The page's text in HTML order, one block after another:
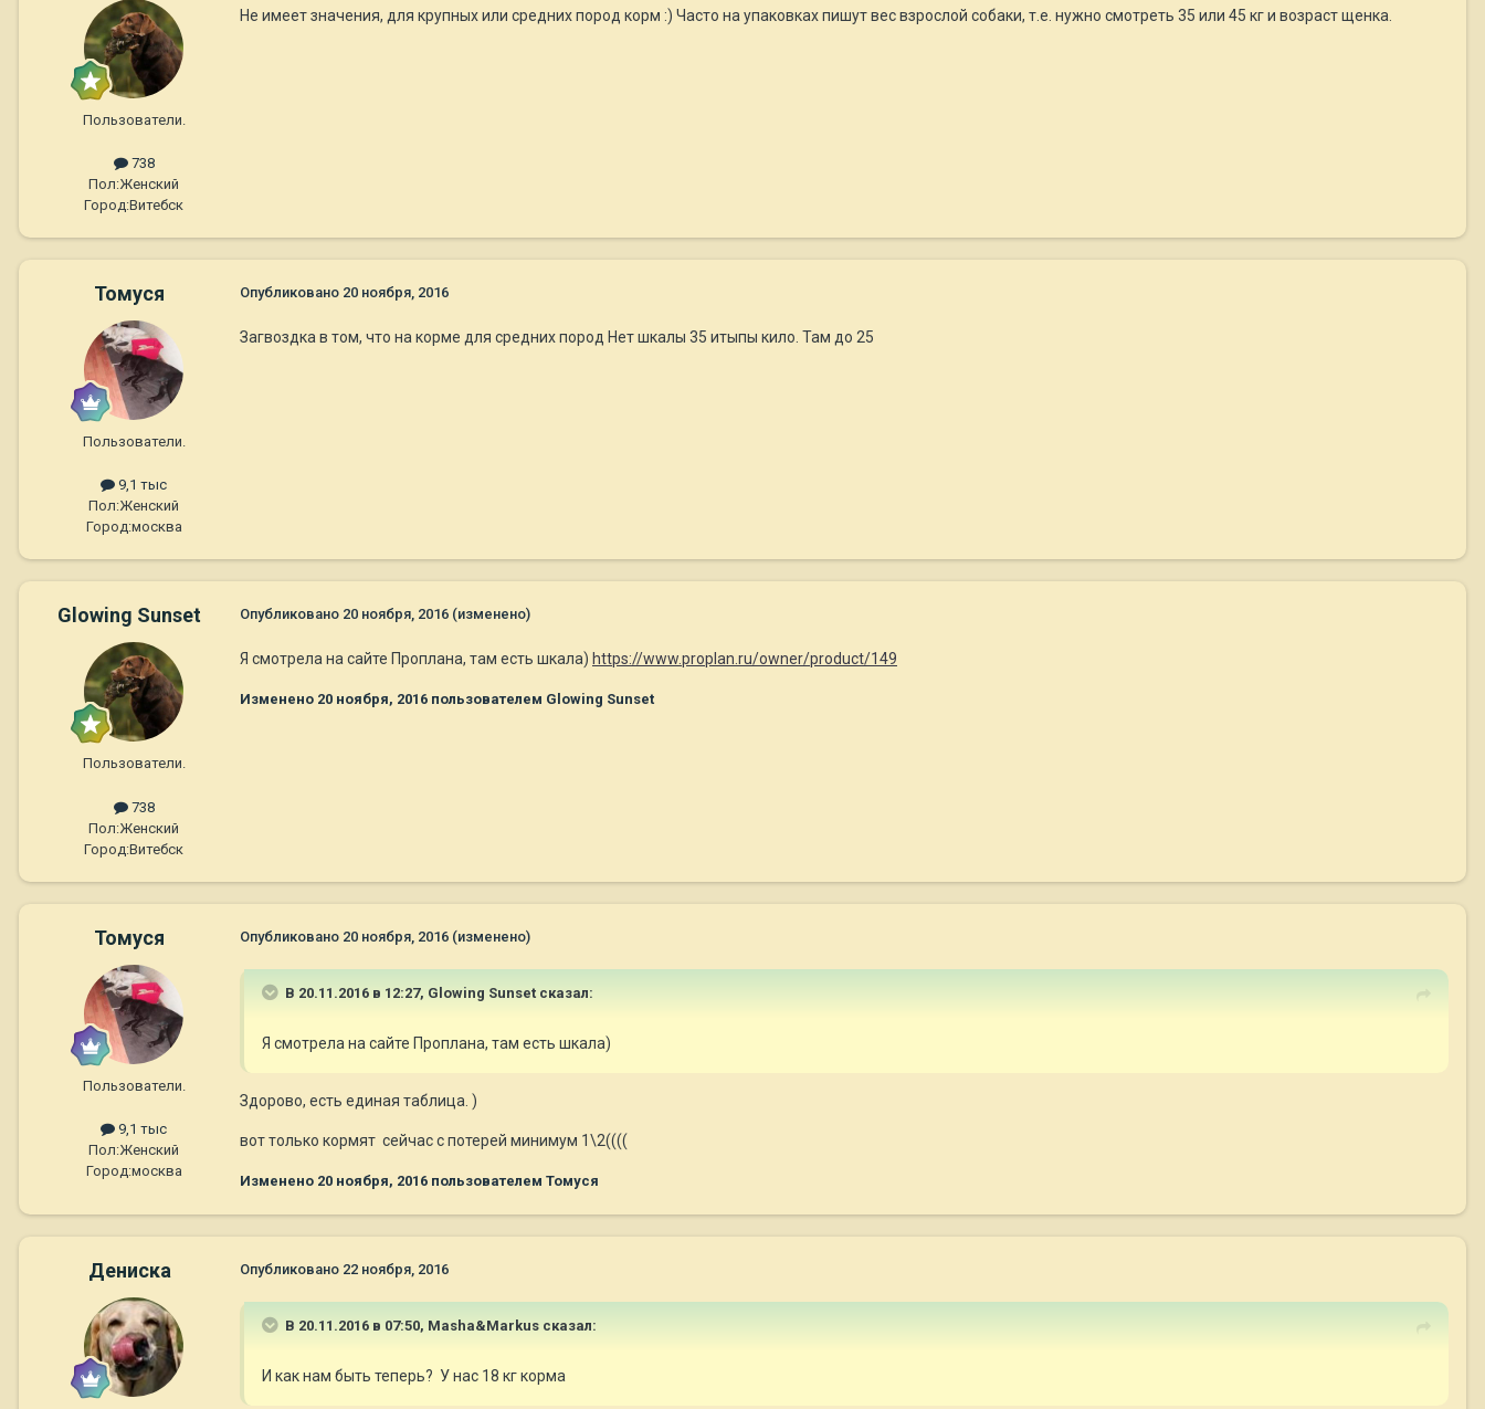
Пользователи.
738
Пол:Женский
Город:Витебск
Не имеет значения, для крупных или средних пород корм :) Часто на упаковках пишут вес взрослой собаки, т.е. нужно смотреть 35 или 45 кг и возраст щенка.
Томуся
Пользователи.
9,1 тыс
Пол:Женский
Город:москва
Опубликовано 20 ноября, 2016
Загвоздка в том, что на корме для средних пород Нет шкалы 35 итыпы кило. Там до 25
Glowing Sunset
Пользователи.
738
Пол:Женский
Город:Витебск
Опубликовано 20 ноября, 2016 (изменено)
Я смотрела на сайте Проплана, там есть шкала) https://www.proplan.ru/owner/product/149
Изменено 20 ноября, 2016 пользователем Glowing Sunset
Томуся
Пользователи.
9,1 тыс
Пол:Женский
Город:москва
Опубликовано 20 ноября, 2016 (изменено)
В 20.11.2016 в 12:27, Glowing Sunset сказал:
Я смотрела на сайте Проплана, там есть шкала)
Здорово, есть единая таблица. )
вот только кормят сейчас с потерей минимум 1\2((((
Изменено 20 ноября, 2016 пользователем Томуся
Дениска Опубликовано 22 ноября, 2016
В 20.11.2016 в 07:50, Masha&Markus сказал:
И как нам быть теперь? У нас 18 кг корма